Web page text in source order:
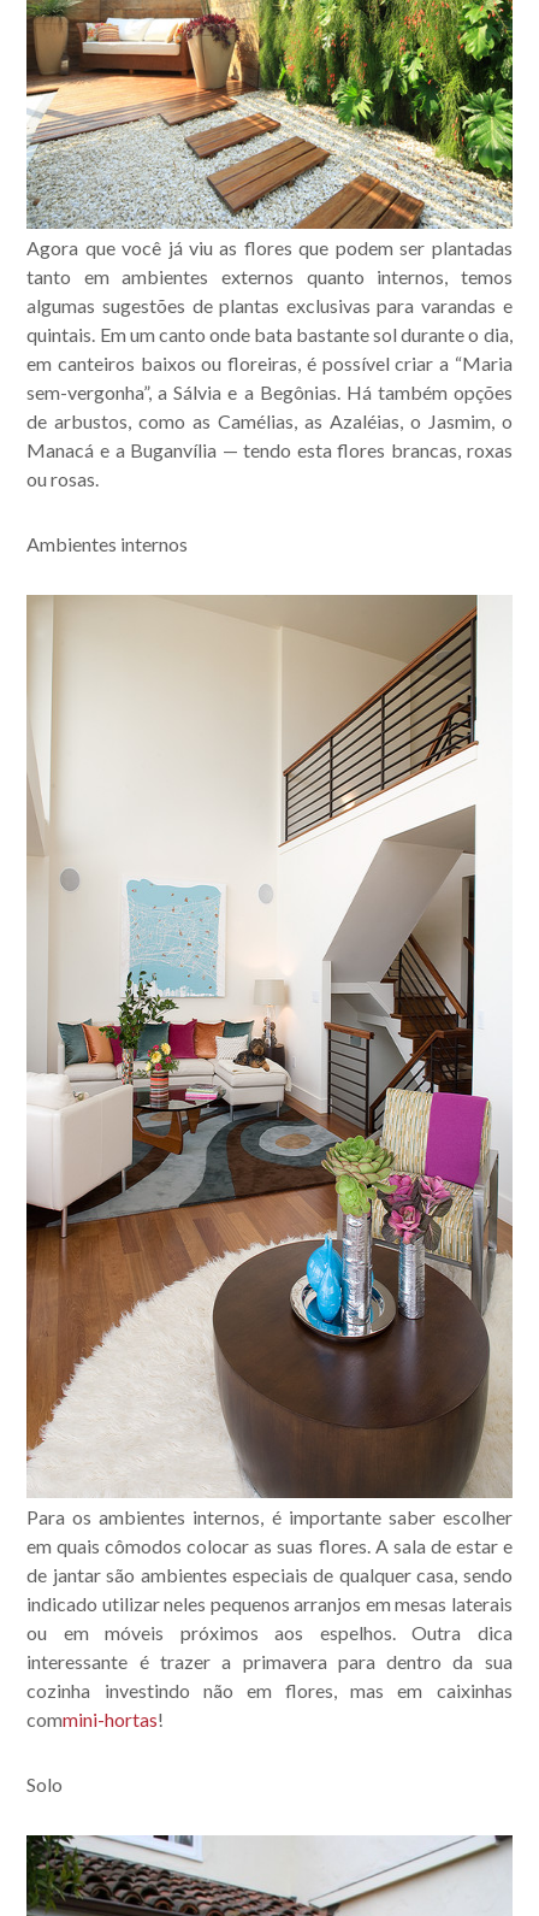
Agora que você já viu as flores que podem ser plantadas
tanto em ambientes externos quanto internos, temos
algumas sugestões de plantas exclusivas para varandas e
quintais. Em um canto onde bata bastante sol durante o dia,
em canteiros baixos ou floreiras, é possível criar a “Maria
sem-vergonha”, a Sálvia e a Begônias. Há também opções
de arbustos, como as Camélias, as Azaléias, o Jasmim, o
Manacá e a Buganvília — tendo esta flores brancas, roxas
ou rosas.
Ambientes internos
Para os ambientes internos, é importante saber escolher
em quais cômodos colocar as suas flores. A sala de estar e
de jantar são ambientes especiais de qualquer casa, sendo
indicado utilizar neles pequenos arranjos em mesas laterais
ou em móveis próximos aos espelhos. Outra dica
interessante é trazer a primavera para dentro da sua
cozinha investindo não em flores, mas em caixinhas
commini-hortas!
Solo